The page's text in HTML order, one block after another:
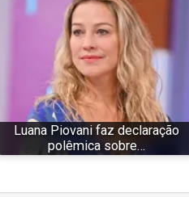
Luana Piovani faz declaração
polêmica sobre…